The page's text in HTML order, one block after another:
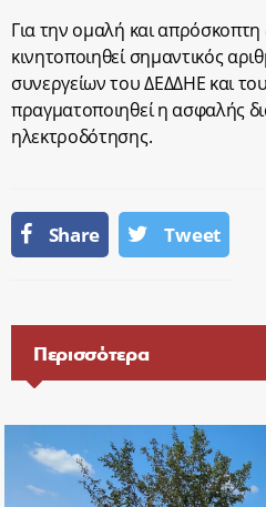
Για την ομαλή και
κινητοποιηθεί σημαντικός
συνεργείων του ΔΕΔΔΗΕ και
πραγματοποιηθεί η ασφαλής
ηλεκτροδότησης.
Share Tweet
Περισσότερα